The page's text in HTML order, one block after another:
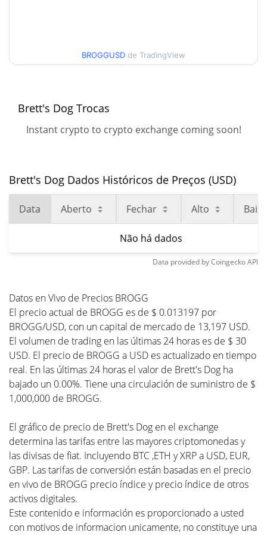
BROGGUSD de TradingView
Brett's Dog Trocas
Instant crypto to crypto exchange coming soon!
Brett's Dog Dados Históricos de Preços (USD)
Data Aberto Fechar Alto
Não há dados
Data provided byCoingeckoAPI
Datos en Vivo de Precios BROGG
El precio actual de BROGG es de $ 0.013197 por
BROGG/USD, con un capital de mercado de 13,197 USD.
El volumen de trading en las últimas 24 horas es de $ 30
USD. El precio de BROGG a USD es actualizado en tiempo
real. En las últimas 24 horas el valor de Brett's Dog ha
bajado un 0.00%. Tiene una circulación de suministro de $
1,000,000 de BROGG.
El gráfico de precio de Brett's Dog en el exchange
determina las tarifas entre las mayores criptomonedas y
las divisas de fiat. Incluyendo BTC ,ETH y XRP a USD, EUR,
GBP. Las tarifas de conversión están basadas en el precio
en vivo de BROGG precio índice y precio índice de otros
activos digitales.
Este contenido e información es proporcionado a usted
con motivos de informacion unicamente, no constituye una